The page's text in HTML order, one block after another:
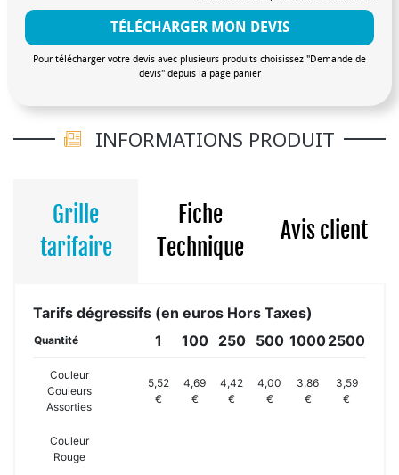
TÉLÉCHARGER MON DEVIS
Pour télécharger votre devis avec plusieurs produits choisissez "Demande de
devis" depuis la page panier
INFORMATIONS PRODUIT
Grille
tarifaire
Fiche
Technique
Avis client
Tarifs dégressifs (en euros Hors Taxes)
Quantité 1 100 250 500 10002500
Couleur
Couleurs
Assorties
5,52
€
4,69
€
4,42
€
4,00
€
3,86
€
3,59
€
Couleur
Rouge